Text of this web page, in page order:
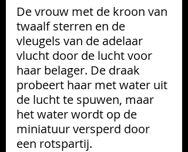
De vrouw met de kroon van
twaalf sterren en de
vleugels van de adelaar
vlucht door de lucht voor
haar belager. De draak
probeert haar met water uit
de lucht te spuwen, maar
het water wordt op de
miniatuur versperd door
een rotspartij.